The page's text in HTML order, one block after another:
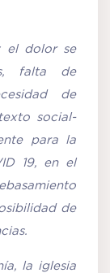
el dolor se
falta de
de
social-
para la
19, en el
de
la iglesia